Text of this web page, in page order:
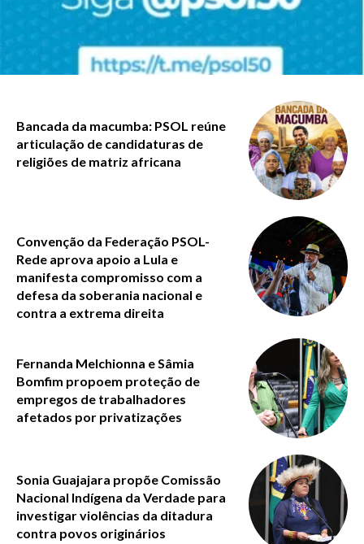
Bancada da macumba: PSOL reúne
articulação de candidaturas de
religiões de matriz africana
Convenção da Federação PSOL-
Rede aprova apoio a Lula e
manifesta compromisso com a
defesa da soberania nacional e
contra a extrema direita
Fernanda Melchionna e Sâmia
Bomfim propoem proteção de
empregos de trabalhadores
afetados por privatizações
Sonia Guajajara propõe Comissão
Nacional Indígena da Verdade para
investigar violências da ditadura
contra povos originários